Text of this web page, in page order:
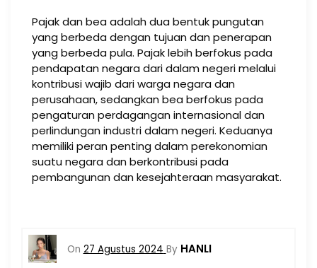
Pajak dan bea adalah dua bentuk pungutan
yang berbeda dengan tujuan dan penerapan
yang berbeda pula. Pajak lebih berfokus pada
pendapatan negara dari dalam negeri melalui
kontribusi wajib dari warga negara dan
perusahaan, sedangkan bea berfokus pada
pengaturan perdagangan internasional dan
perlindungan industri dalam negeri. Keduanya
memiliki peran penting dalam perekonomian
suatu negara dan berkontribusi pada
pembangunan dan kesejahteraan masyarakat.
On 27 Agustus 2024 By HANLI